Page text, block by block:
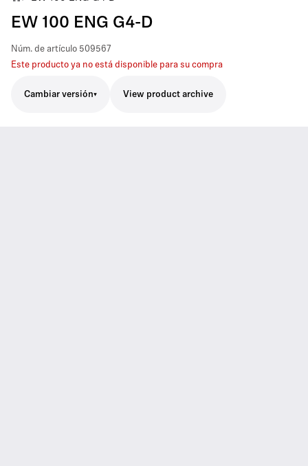
EW 100 ENG G4-D
Núm. de artículo 509567
Este producto ya no está disponible para su compra
Cambiar versión View product archive